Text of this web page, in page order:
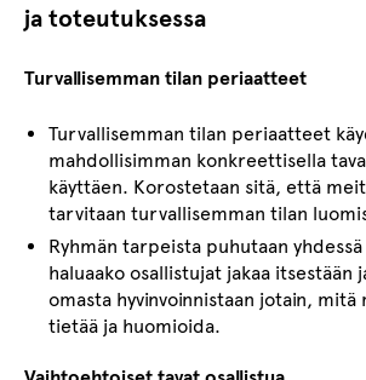
ja toteutuksessa
Turvallisemman tilan periaatteet
Turvallisemman tilan periaatteet
mahdollisimman konkreettisella
käyttäen. Korostetaan sitä, että
tarvitaan turvallisemman tilan
Ryhmän tarpeista puhutaan yhdessä
haluaako osallistujat jakaa itsestään
omasta hyvinvoinnistaan jotain, mitä
tietää ja huomioida.